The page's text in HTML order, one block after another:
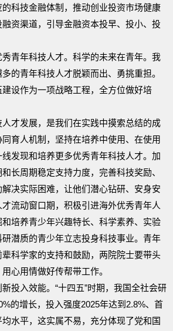
科技金融体制，推动创业投资市场健康
资渠道，引导金融资本投早、投小、投
青年科技人才。科学的未来在青年。我
的青年科技人才脱颖而出、勇挑重担。
设作为一项战略工程，全方位做好培
才发展，是我们在实践中摸索总结的成
育人机制，坚持在培养中使用、在使用
发现和培养更多优秀青年科技人才。加
长周期稳定支持力度，完善科技奖励、
决实际困难，让他们潜心钻研、安身安
流动窗口期，积极引进海外优秀青年人
培养青少年兴趣特长、科学素养、实验
潜质的青少年立志投身科技事业。青年
科学家的支持和鼓励，两院院士要带头
心用情做好传帮带工作。
投入效能。“十四五”时期，我国全社会研
的增长，投入强度2025年达到2.8%、首
水平，这实属不易，充分体现了党和国